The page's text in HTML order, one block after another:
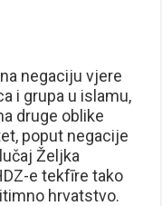
negaciju vjere
i grupa u islamu,
druge oblike
poput negacije
Željka
e tekfīre tako
hrvatstvo.